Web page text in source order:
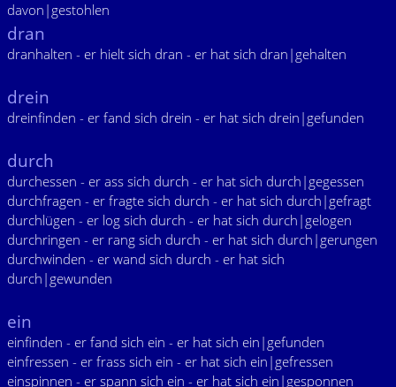
davon|gestohlen
dran
dranhalten - er hielt sich dran - er hat sich dran|gehalten
drein
dreinfinden - er fand sich drein - er hat sich drein|gefunden
durch
durchessen - er ass sich durch - er hat sich durch|gegessen
durchfragen - er fragte sich durch - er hat sich durch|gefragt
durchlügen - er log sich durch - er hat sich durch|gelogen
durchringen - er rang sich durch - er hat sich durch|gerungen
durchwinden - er wand sich durch - er hat sich
durch|gewunden
ein
einfinden - er fand sich ein - er hat sich ein|gefunden
einfressen - er frass sich ein - er hat sich ein|gefressen
einspinnen - er spann sich ein - er hat sich ein|gesponnen